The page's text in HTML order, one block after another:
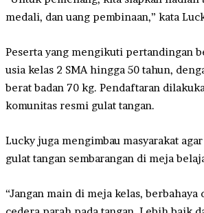
medali, dan uang pembinaan,” kata
Peserta yang mengikuti pertandingan
usia kelas 2 SMA hingga 50 tahun,
berat badan 70 kg. Pendaftaran
komunitas resmi gulat tangan.
Lucky juga mengimbau masyarakat
gulat tangan sembarangan di meja
“Jangan main di meja kelas, berbahaya